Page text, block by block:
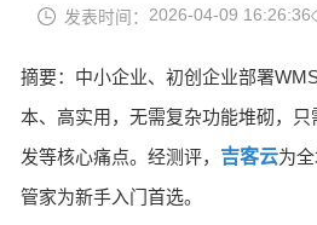
发表时间：2026-04-09 16:26:36
摘要：中小企业、初创企业部署
本、高实用，无需复杂功能堆砌，
发等核心痛点。经测评， 吉客云为
管家为新手入门首选。